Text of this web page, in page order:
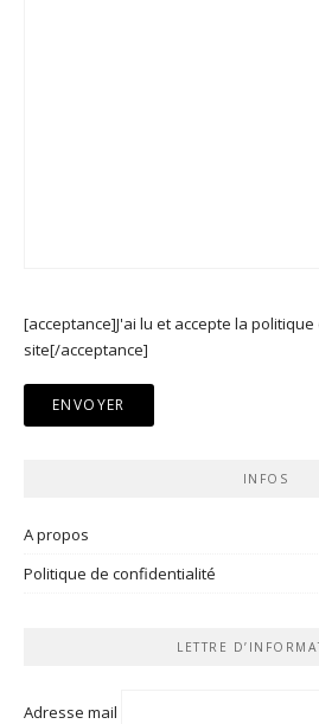
[acceptance]J'ai lu et accepte la
site[/acceptance]
INFOS
A propos
Politique de confidentialité
LETTRE
Adresse mail